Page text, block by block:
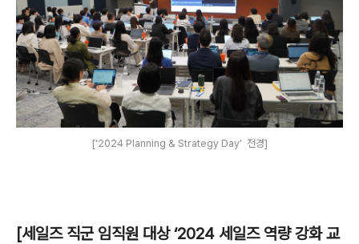
[‘2024 Planning & Strategy Day’ 전경]
[세일즈 직군 임직원 대상‘2024 세일즈 역량 강화 교